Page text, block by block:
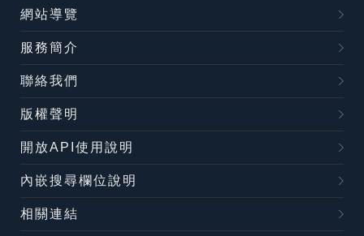
網站導覽
服務簡介
聯絡我們
版權聲明
開放API使用說明
內嵌搜尋欄位說明
相關連結